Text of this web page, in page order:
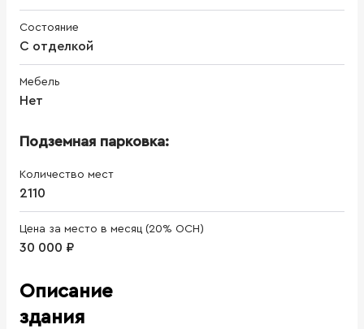
Состояние
С отделкой
Мебель
Нет
Подземная парковка:
Количество мест
2110
Цена за место в месяц (20% ОСН)
30 000 ₽
Описание
здания